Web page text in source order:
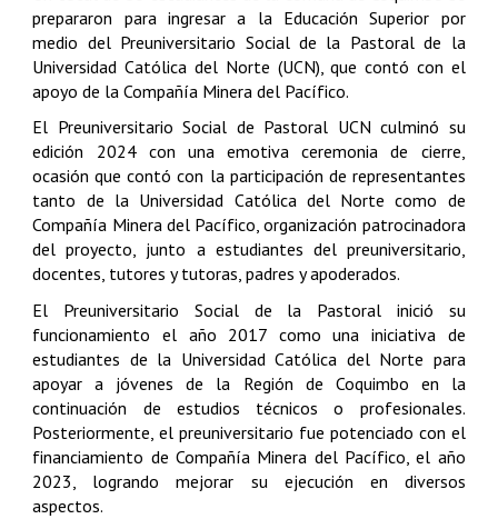
prepararon para ingresar a la Educación Superior por
medio del Preuniversitario Social de la Pastoral de la
Universidad Católica del Norte (UCN), que contó con el
apoyo de la Compañía Minera del Pacífico.
El Preuniversitario Social de Pastoral UCN culminó su
edición 2024 con una emotiva ceremonia de cierre,
ocasión que contó con la participación de representantes
tanto de la Universidad Católica del Norte como de
Compañía Minera del Pacífico, organización patrocinadora
del proyecto, junto a estudiantes del preuniversitario,
docentes, tutores y tutoras, padres y apoderados.
El Preuniversitario Social de la Pastoral inició su
funcionamiento el año 2017 como una iniciativa de
estudiantes de la Universidad Católica del Norte para
apoyar a jóvenes de la Región de Coquimbo en la
continuación de estudios técnicos o profesionales.
Posteriormente, el preuniversitario fue potenciado con el
financiamiento de Compañía Minera del Pacífico, el año
2023, logrando mejorar su ejecución en diversos
aspectos.